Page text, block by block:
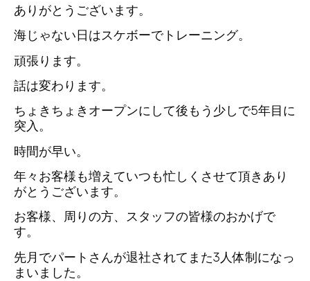
ありがとうございます。
海じゃない日はスケボーでトレーニング。
頑張ります。
話は変わります。
ちょきちょきオープンにして後もう少しで5年目に
突入。
時間が早い。
年々お客様も増えていつも忙しくさせて頂きあり
がとうございます。
お客様、周りの方、スタッフの皆様のおかげで
す。
先月でパートさんが退社されてまた3人体制になっ
まいました。